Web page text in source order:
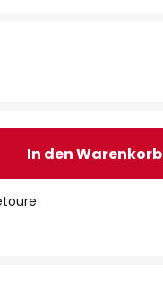
In den Warenkorb